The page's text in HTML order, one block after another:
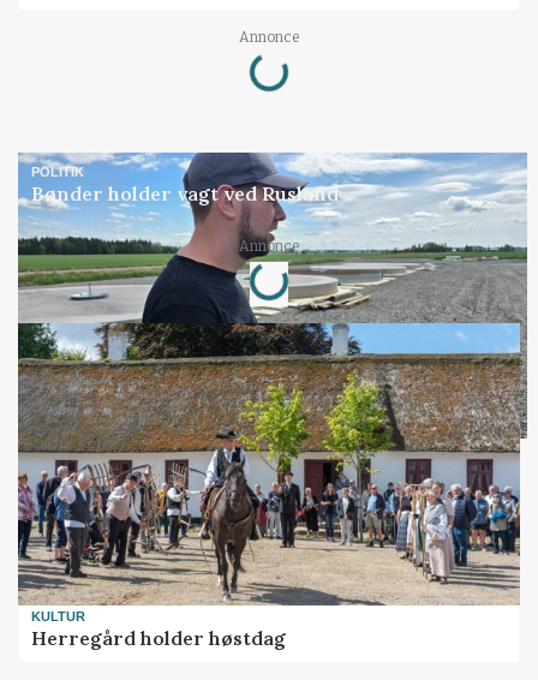
Annonce
Loading...
POLITIK
Bønder holder vagt ved Rusland
Annonce
Loading...
KULTUR
Herregård holder høstdag